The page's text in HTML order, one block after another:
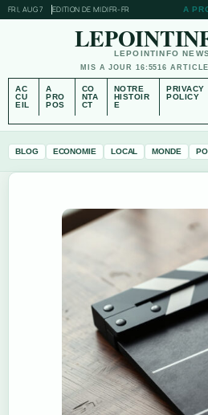
FRI, AUG 7 EDITION DE MIDIFR-FR A
LEPOINTINFO
MIS A JOUR 16:5516
AC
CU
EIL
A
PRO
POS
CO
NTA
CT
NOTRE
HISTOIR
E
PRIVACY
POLICY
BLOG ECONOMIE LOCAL MONDE